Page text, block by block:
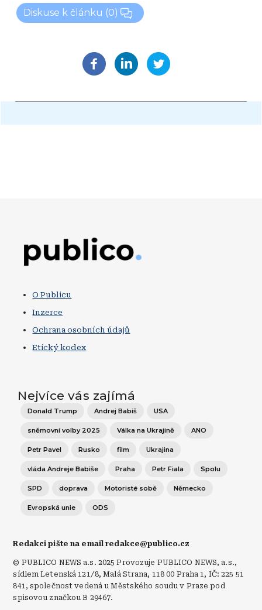
Diskuse k článku (0)
O Publicu
Inzerce
Ochrana osobních údajů
Etický kodex
Nejvíce vás zajímá
Donald Trump Andrej Babiš USA
sněmovní volby 2025 Válka na Ukrajině ANO
Petr Pavel Rusko film Ukrajina
vláda Andreje Babiše Praha Petr Fiala Spolu
SPD doprava Motoristé sobě Německo
Evropská unie ODS
Redakci pište na email redakce@publico.cz
© PUBLICO NEWS a.s. 2025 Provozuje PUBLICO NEWS, a.s.,
sídlem Letenská 121/8, Malá Strana, 118 00 Praha 1, IČ: 225 51
841, společnost vedená u Městského soudu v Praze pod
spisovou značkou B 29467.